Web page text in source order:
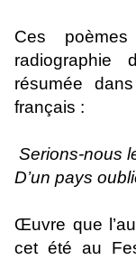
Ces
radiographie
résumée
français :
Serions-nous
D’un pays
Œuvre que
cet été au